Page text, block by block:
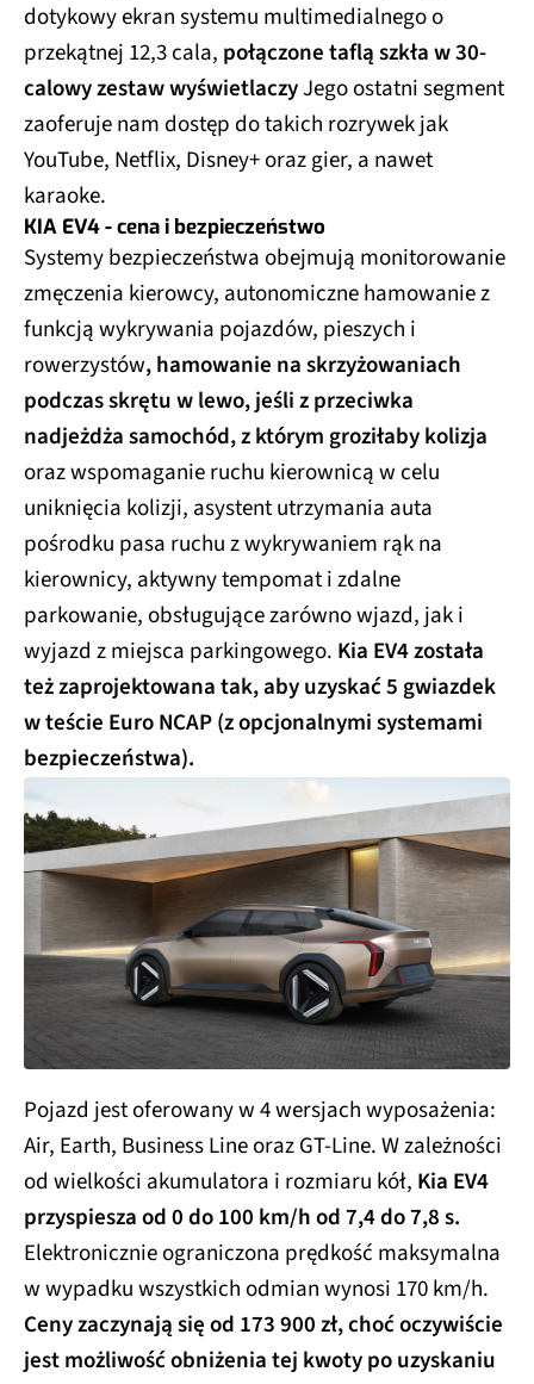
dotykowy ekran systemu multimedialnego o
przekątnej 12,3 cala, połączone taflą szkła w 30-
calowy zestaw wyświetlaczyJego ostatni segment
zaoferuje nam dostęp do takich rozrywek jak
YouTube, Netflix, Disney+ oraz gier, a nawet
karaoke.
KIA EV4 - cena i bezpieczeństwo
Systemy bezpieczeństwa obejmują monitorowanie
zmęczenia kierowcy, autonomiczne hamowanie z
funkcją wykrywania pojazdów, pieszych i
rowerzystów, hamowanie na skrzyżowaniach
podczas skrętu w lewo, jeśli z przeciwka
nadjeżdża samochód, z którym groziłaby kolizja
oraz wspomaganie ruchu kierownicą w celu
uniknięcia kolizji, asystent utrzymania auta
pośrodku pasa ruchu z wykrywaniem rąk na
kierownicy, aktywny tempomat i zdalne
parkowanie, obsługujące zarówno wjazd, jak i
wyjazd z miejsca parkingowego. Kia EV4 została
też zaprojektowana tak, aby uzyskać 5 gwiazdek
w teście Euro NCAP (z opcjonalnymi systemami
bezpieczeństwa).
Pojazd jest oferowany w 4 wersjach wyposażenia:
Air, Earth, Business Line oraz GT-Line. W zależności
od wielkości akumulatora i rozmiaru kół, Kia EV4
przyspiesza od 0 do 100 km/h od 7,4 do 7,8 s.
Elektronicznie ograniczona prędkość maksymalna
w wypadku wszystkich odmian wynosi 170 km/h.
Ceny zaczynają się od 173 900 zł, choć oczywiście
jest możliwość obniżenia tej kwoty po uzyskaniu